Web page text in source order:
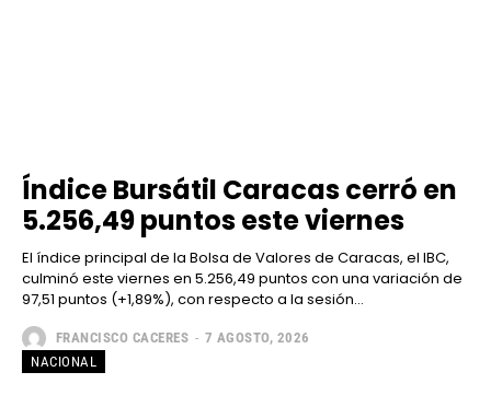
Índice Bursátil Caracas cerró en
5.256,49 puntos este viernes
El índice principal de la Bolsa de Valores de Caracas, el IBC,
culminó este viernes en 5.256,49 puntos con una variación de
97,51 puntos (+1,89%), con respecto a la sesión...
FRANCISCO CACERES - 7 AGOSTO, 2026
NACIONAL